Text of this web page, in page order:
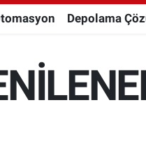
Depolama